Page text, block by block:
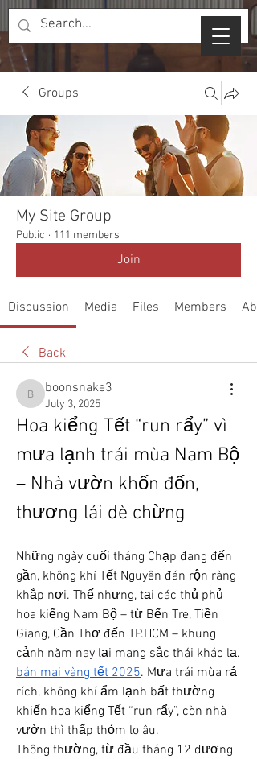
Groups
My Site Group
Public · 111 members
Join
Discussion Media Files Members
Back
boonsnake3
boonsnake3
July 3, 2025
Hoa kiểng Tết “run rẩy” vì
mưa lạnh trái mùa Nam Bộ
– Nhà vườn khốn đốn,
thương lái dè chừng
Những ngày cuối tháng Chạp đang đến
gần, không khí Tết Nguyên đán rộn ràng
khắp nơi. Thế nhưng, tại các thủ phủ
hoa kiểng Nam Bộ – từ Bến Tre, Tiền
Giang, Cần Thơ đến TP.HCM – khung
bán mai vàng tết 2025. Mưa trái mùa rả
rích, không khí ẩm lạnh bất thường
khiến hoa kiểng Tết “run rẩy”, còn nhà
vườn thì thấp thỏm lo âu.
Thông thường, từ đầu tháng 12 dương